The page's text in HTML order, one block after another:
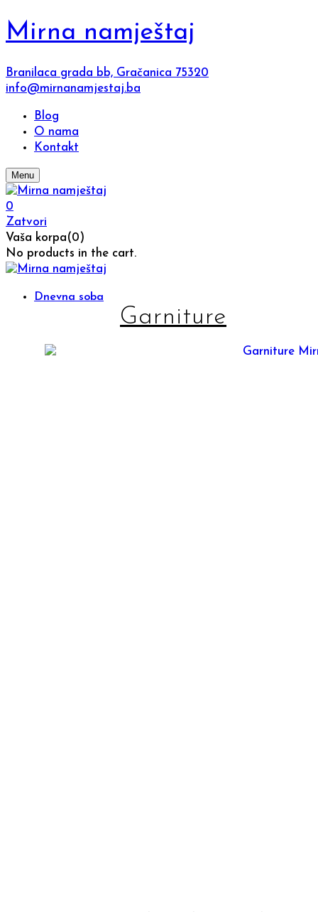
Mirna namještaj
Branilaca grada bb, Gračanica 75320
info@mirnanamjestaj.ba
Blog
O nama
Kontakt
Menu
0
Zatvori
Vaša korpa(0)
No products in the cart.
Dnevna soba
Garniture